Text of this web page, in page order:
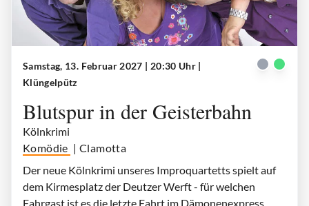
Samstag, 13. Februar 2027 | 20:30 Uhr |
Klüngelpütz
Blutspur in der Geisterbahn
Kölnkrimi
Komödie | Clamotta
Der neue Kölnkrimi unseres Improquartetts spielt auf
dem Kirmesplatz der Deutzer Werft - für welchen
Fahrgast ist es die letzte Fahrt im Dämonenexpress